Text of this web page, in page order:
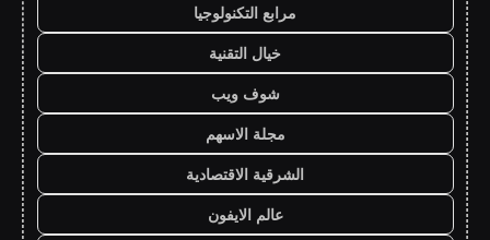
مرابع التكنولوجيا
خيال التقنية
شوف ويب
مجلة الاسهم
الشرقية الاقتصادية
عالم الايفون